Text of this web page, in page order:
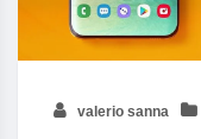
valerio sanna